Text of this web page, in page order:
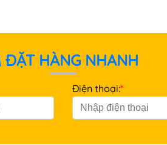
ĐẶT HÀNG NHANH
Điện thoại:*